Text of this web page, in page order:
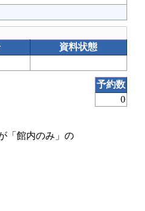
資料状態
予約数
0
「館内のみ」の